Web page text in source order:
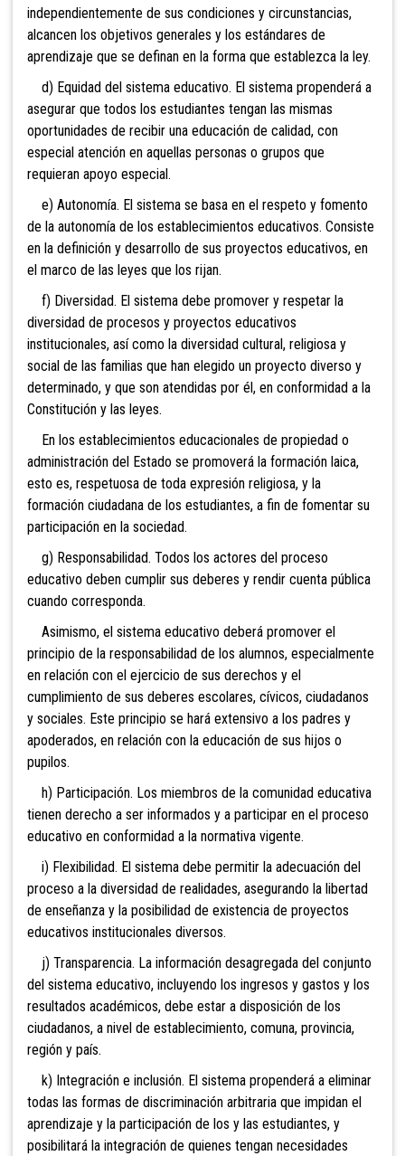
independientemente de sus condiciones y circunstancias,
alcancen los objetivos generales y los estándares de
aprendizaje que se definan en la forma que establezca la ley.
d) Equidad del sistema educativo. El sistema propenderá a
asegurar que todos los estudiantes tengan las mismas
oportunidades de recibir una educación de calidad, con
especial atención en aquellas personas o grupos que
requieran apoyo especial.
e) Autonomía. El sistema se basa en el respeto y fomento
de la autonomía de los establecimientos educativos. Consiste
en la definición y desarrollo de sus proyectos educativos, en
el marco de las leyes que los rijan.
f) Diversidad. El sistema debe promover y respetar la
diversidad de procesos y proyectos educativos
institucionales, así como la diversidad cultural, religiosa y
social de las familias que han elegido un proyecto diverso y
determinado, y que son atendidas por él, en conformidad a la
Constitución y las leyes.
En los establecimientos educacionales de propiedad o
administración del Estado se promoverá la formación laica,
esto es, respetuosa de toda expresión religiosa, y la
formación ciudadana de los estudiantes, a fin de fomentar su
participación en la sociedad.
g) Responsabilidad. Todos los actores del proceso
educativo deben cumplir sus deberes y rendir cuenta pública
cuando corresponda.
Asimismo, el sistema educativo deberá promover el
principio de la responsabilidad de los alumnos, especialmente
en relación con el ejercicio de sus derechos y el
cumplimiento de sus deberes escolares, cívicos, ciudadanos
y sociales. Este principio se hará extensivo a los padres y
apoderados, en relación con la educación de sus hijos o
pupilos.
h) Participación. Los miembros de la comunidad educativa
tienen derecho a ser informados y a participar en el proceso
educativo en conformidad a la normativa vigente.
i) Flexibilidad. El sistema debe permitir la adecuación del
proceso a la diversidad de realidades, asegurando la libertad
de enseñanza y la posibilidad de existencia de proyectos
educativos institucionales diversos.
j) Transparencia. La información desagregada del conjunto
del sistema educativo, incluyendo los ingresos y gastos y los
resultados académicos, debe estar a disposición de los
ciudadanos, a nivel de establecimiento, comuna, provincia,
región y país.
k) Integración e inclusión. El sistema propenderá a eliminar
todas las formas de discriminación arbitraria que impidan el
aprendizaje y la participación de los y las estudiantes, y
posibilitará la integración de quienes tengan necesidades